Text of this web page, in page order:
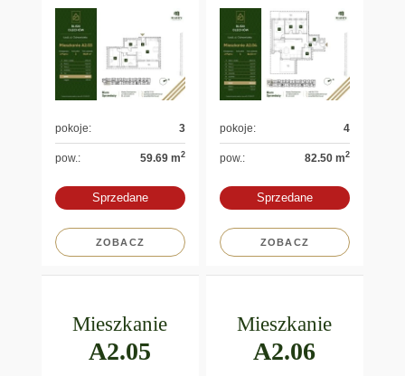
pokoje: 3
pow.: 59.69 m2
Sprzedane
ZOBACZ
pokoje: 4
pow.: 82.50 m2
Sprzedane
ZOBACZ
Mieszkanie
A2.05
Mieszkanie
A2.06